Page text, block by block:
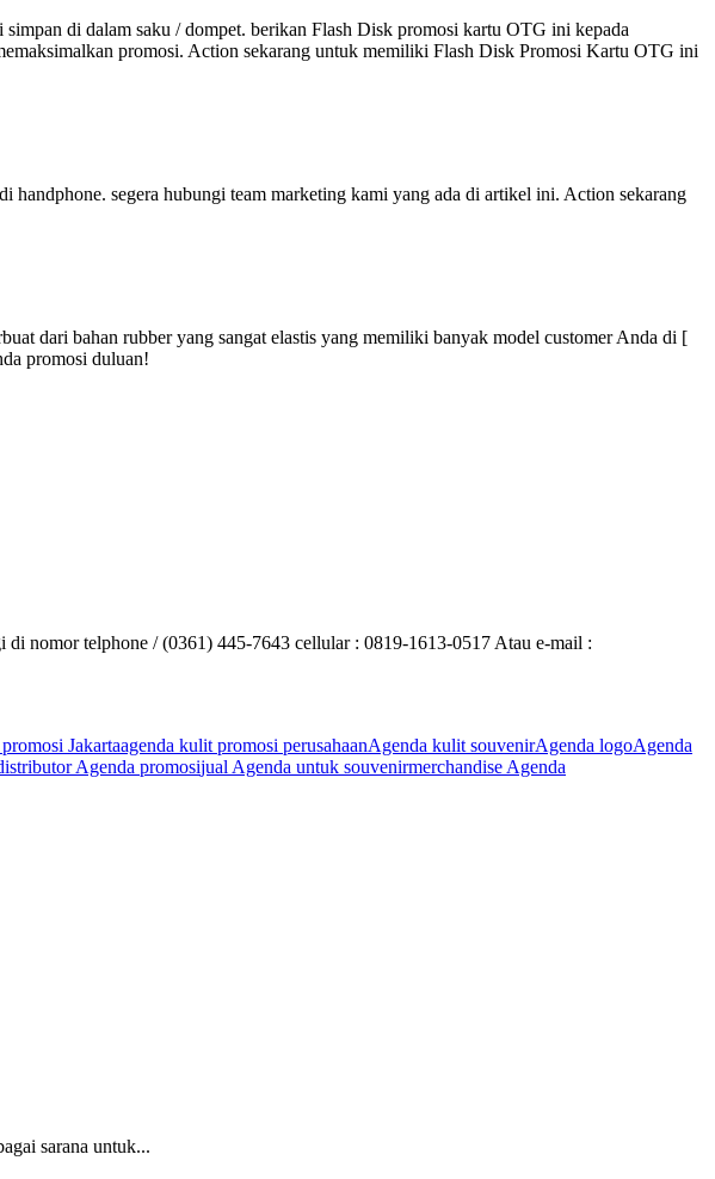
di dalam saku / dompet. berikan Flash Disk promosi kartu OTG ini kepada
promosi. Action sekarang untuk memiliki Flash Disk Promosi Kartu OTG ini
segera hubungi team marketing kami yang ada di artikel ini. Action sekarang
dari bahan rubber yang sangat elastis yang memiliki banyak model customer Anda di [
promosi duluan!
nomor telphone / (0361) 445-7643 cellular : 0819-1613-0517 Atau e-mail :
Jakartaagenda kulit promosi perusahaanAgenda kulit souvenirAgenda logoAgenda
Agenda promosijual Agenda untuk souvenirmerchandise Agenda
sarana untuk...